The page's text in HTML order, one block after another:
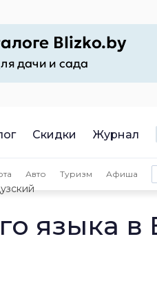
Скидки Журнал
Авто Туризм Афиша
языка в